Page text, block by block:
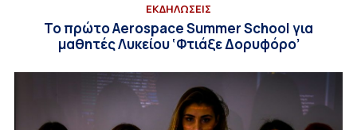
ΕΚΔΗΛΩΣΕΙΣ
Το πρώτο Aerospace Summer School για
μαθητές Λυκείου ‘Φτιάξε Δορυφόρο’